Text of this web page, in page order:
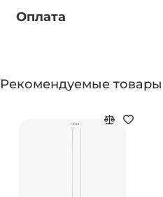
Оплата
Рекомендуемые товары